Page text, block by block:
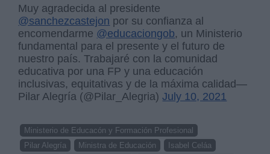
Muy agradecida al presidente
@sanchezcastejon por su confianza al
encomendarme @educaciongob, un Ministerio
fundamental para el presente y el futuro de
nuestro país. Trabajaré con la comunidad
educativa por una FP y una educación
inclusivas, equitativas y de la máxima calidad—
Pilar Alegría (@Pilar_Alegria)July 10, 2021
Ministerio de Educacón y Formación Profesional
Pilar Alegría
Ministra de Educación
Isabel Celáa